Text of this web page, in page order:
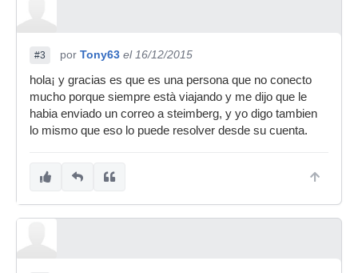
#3 por Tony63 el 16/12/2015
hola¡ y gracias es que es una persona que no conecto
mucho porque siempre està viajando y me dijo que le
habia enviado un correo a steimberg, y yo digo tambien
lo mismo que eso lo puede resolver desde su cuenta.